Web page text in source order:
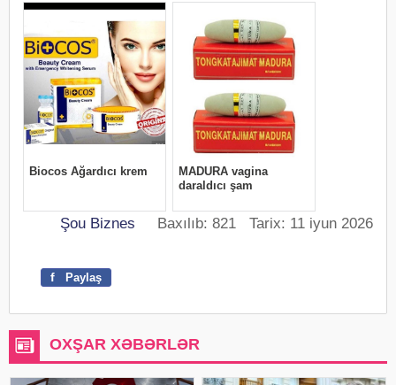
Şou Biznes Baxılıb: 821 Tarix: 11 iyun 2026
f Paylaş
OXŞAR XƏBƏRLƏR